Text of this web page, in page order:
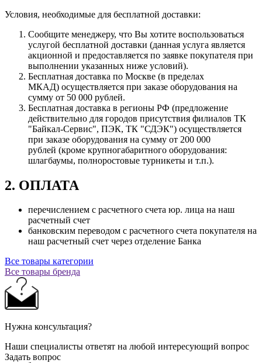
Условия, необходимые для бесплатной доставки:
Сообщите менеджеру, что Вы хотите воспользоваться
услугой бесплатной доставки (данная услуга является
акционной и предоставляется по заявке покупателя при
выполнении указанных ниже условий).
Бесплатная доставка по Москве (в пределах
МКАД) осуществляется при заказе оборудования на
сумму от 50 000 рублей.
Бесплатная доставка в регионы РФ (предложение
действительно для городов присутствия филиалов ТК
"Байкал-Сервис", ПЭК, ТК "СДЭК") осуществляется
при заказе оборудования на сумму от 200 000
рублей (кроме крупногабаритного оборудования:
шлагбаумы, полноростовые турникеты и т.п.).
2. ОПЛАТА
перечислением с расчетного счета юр. лица на наш
расчетный счет
банковским переводом с расчетного счета покупателя на
наш расчетный счет через отделение Банка
Все товары категории
Все товары бренда
Нужна консультация?
Наши специалисты ответят на любой интересующий вопрос
Задать вопрос